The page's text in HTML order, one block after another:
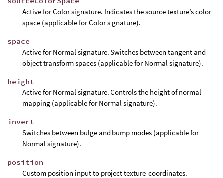
Active for Color signature. Indicates the source texture’s color
space (applicable for Color signature).
space
Active for Normal signature. Switches between tangent and
object transform spaces (applicable for Normal signature).
height
Active for Normal signature. Controls the height of normal
mapping (applicable for Normal signature).
invert
Switches between bulge and bump modes (applicable for
Normal signature).
position
Custom position input to project texture-coordinates.